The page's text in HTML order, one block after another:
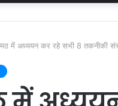
में अध्ययन कर रहे सभी 8 तकनीकी